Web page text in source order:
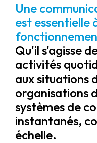
Une
est essentielle
Qu'il s'agisse
activités
aux situations
organisations
systèmes de
instantanés,
échelle.